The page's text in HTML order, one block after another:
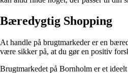
Bæredygtig Shopping
At handle på brugtmarkeder er en
være sikker på, at du gør en positiv
Brugtmarkedet på Bornholm er et